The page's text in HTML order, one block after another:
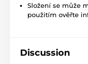
Složení se může
použitím ověřte
Discussion